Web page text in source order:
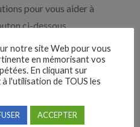
pour vous aider à
ci-dessous.
entreprises
de recherches,
nombreux sont nos
notre site Web pour vous
en mémorisant vos
En cliquant sur
l'utilisation de TOUS les
ACCEPTER